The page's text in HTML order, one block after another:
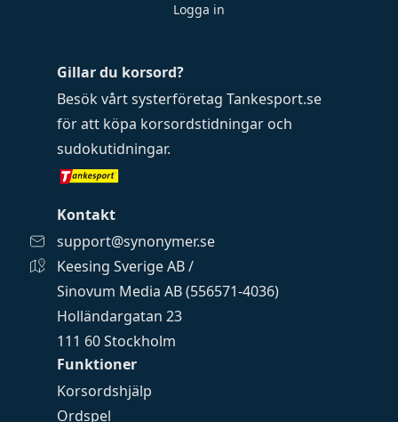
Funktioner
Korsordshjälp
Ordspel
Gillar du korsord?
Besök vårt systerföretag Tankesport.se
för att köpa korsordstidningar och
sudokutidningar.
Kontakt
support@synonymer.se
Keesing Sverige AB /
Sinovum Media AB (556571-4036)
Holländargatan 23
111 60 Stockholm
Logga in